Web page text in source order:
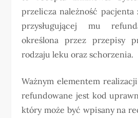
przelicza należność
przysługującej mu
określona przez przepisy
rodzaju leku oraz schorzenia.
Ważnym elementem
refundowane jest kod
który może być wpisany na